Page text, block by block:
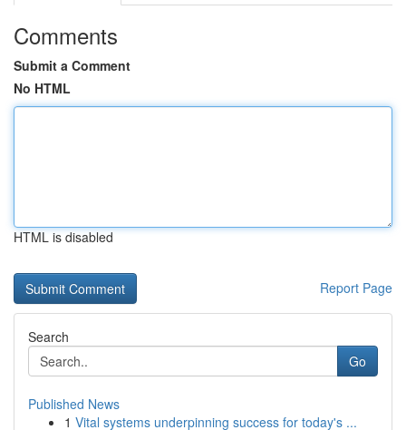
Comments
Submit a Comment
No HTML
HTML is disabled
Report Page
Search
Go
Published News
1 Vital systems underpinning success for today's ...